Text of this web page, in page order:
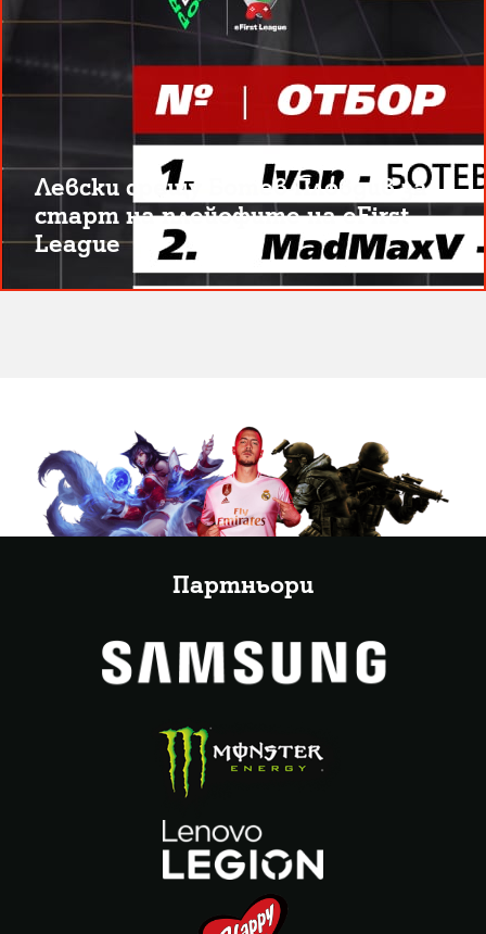
Левски срещу Ботев Пловдив за
старт на плейофите на eFirst
League
Партньори